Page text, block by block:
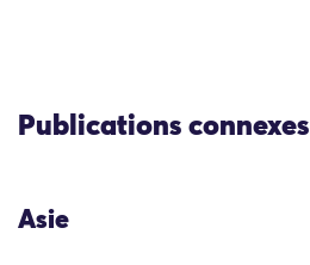
Publications connexes
Asie